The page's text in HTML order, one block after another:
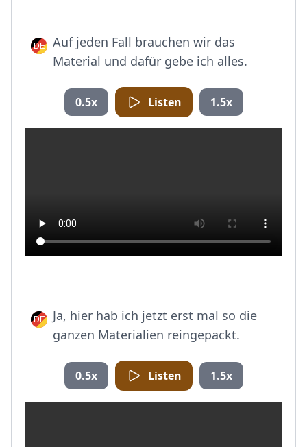
Auf jeden Fall brauchen wir das
Material und dafür gebe ich alles.
0.5x Listen 1.5x
Ja, hier hab ich jetzt erst mal so die
ganzen Materialien reingepackt.
0.5x Listen 1.5x